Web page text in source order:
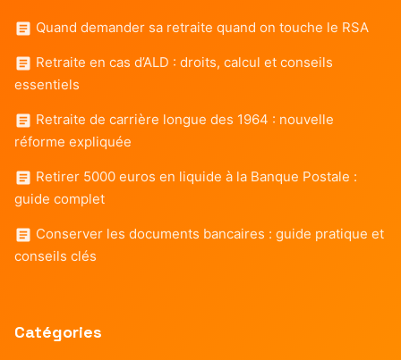
Quand demander sa retraite quand on touche le RSA
Retraite en cas d’ALD : droits, calcul et conseils
essentiels
Retraite de carrière longue des 1964 : nouvelle
réforme expliquée
Retirer 5000 euros en liquide à la Banque Postale :
guide complet
Conserver les documents bancaires : guide pratique et
conseils clés
Catégories